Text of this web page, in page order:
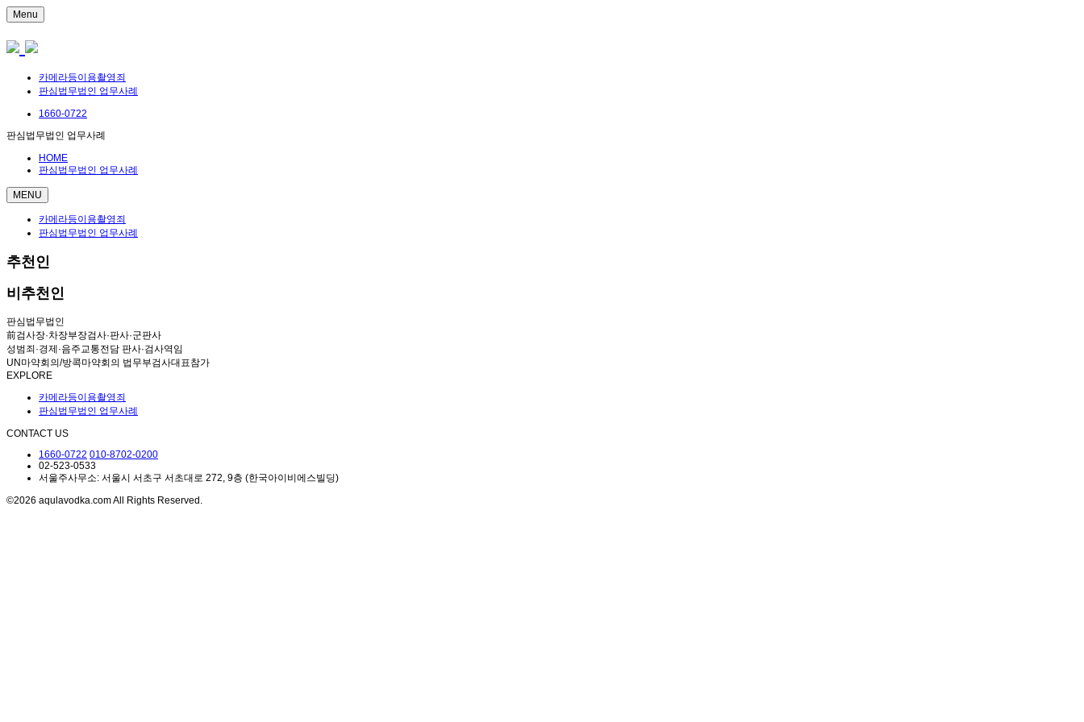
Menu
카메라등이용촬영죄
판심법무법인 업무사례
1660-0722
판심법무법인 업무사례
HOME
판심법무법인 업무사례
MENU
카메라등이용촬영죄
판심법무법인 업무사례
추천인
비추천인
판심법무법인
前검사장·차장부장검사·판사·군판사
성범죄·경제·음주교통전담 판사·검사역임
UN마약회의/방콕마약회의 법무부검사대표참가
EXPLORE
카메라등이용촬영죄
판심법무법인 업무사례
CONTACT US
1660-0722 010-8702-0200
02-523-0533
서울주사무소: 서울시 서초구 서초대로 272, 9층 (한국아이비에스빌딩)
©2026 aqulavodka.com All Rights Reserved.